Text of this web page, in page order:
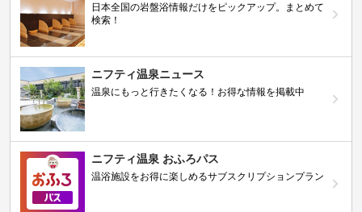
日本全国の岩盤浴情報だけをピックアップ。まとめて
検索！
ニフティ温泉ニュース
温泉にもっと行きたくなる！お得な情報を掲載中
ニフティ温泉 おふろパス
温浴施設をお得に楽しめるサブスクリプションプラン